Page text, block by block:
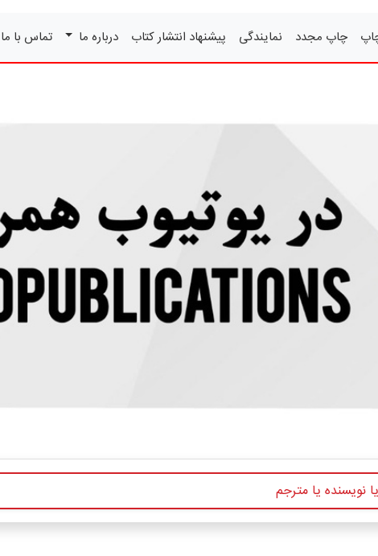
چاپ مجدد نمایندگی پیشنهاد انتشار کتاب درباره ما تماس با